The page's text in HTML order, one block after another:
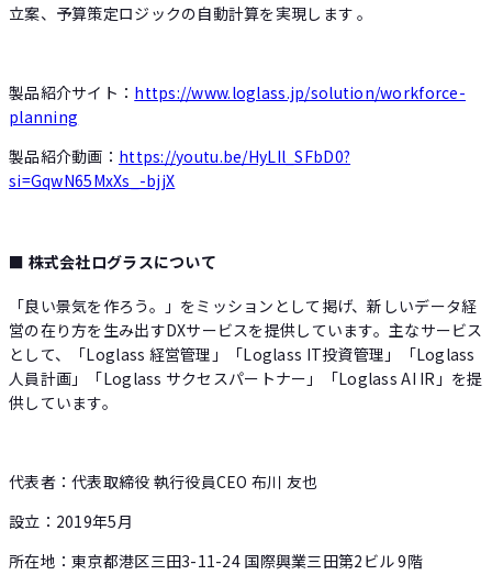
立案、予算策定ロジックの自動計算を実現します 。
製品紹介サイト： https://www.loglass.jp/solution/workforce-
planning
製品紹介動画： https://youtu.be/HyLIl_SFbD0?
si=GqwN65MxXs_-bjjX
■ 株式会社ログラスについて
「良い景気を作ろう。」をミッションとして掲げ、新しいデータ経
営の在り方を生み出すDXサービスを提供しています。主なサービス
として、「Loglass 経営管理」「Loglass IT投資管理」「Loglass
人員計画」「Loglass サクセスパートナー」「Loglass AI IR」を提
供しています。
代表者：代表取締役 執行役員CEO 布川 友也
設立：2019年5月
所在地：東京都港区三田3-11-24 国際興業三田第2ビル 9階